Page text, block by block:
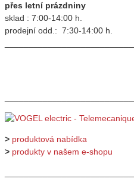
přes letní prázdniny
sklad : 7:00-14:00 h.
prodejní odd.: 7:30-14:00 h.
> produktová nabídka
> produkty v našem e-shopu